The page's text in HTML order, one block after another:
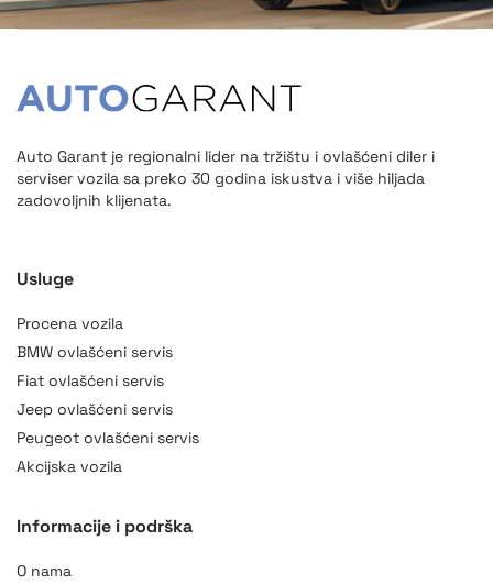
Auto Garant je regionalni lider na tržištu i ovlašćeni diler i
serviser vozila sa preko 30 godina iskustva i više hiljada
zadovoljnih klijenata.
Usluge
Procena vozila
BMW ovlašćeni servis
Fiat ovlašćeni servis
Jeep ovlašćeni servis
Peugeot ovlašćeni servis
Akcijska vozila
Informacije i podrška
O nama